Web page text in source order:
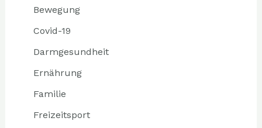
Bewegung
Covid-19
Darmgesundheit
Ernährung
Familie
Freizeitsport